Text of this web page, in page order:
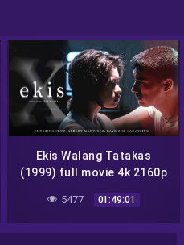
Ekis Walang Tatakas
(1999) full movie 4k 2160p
5477 01:49:01